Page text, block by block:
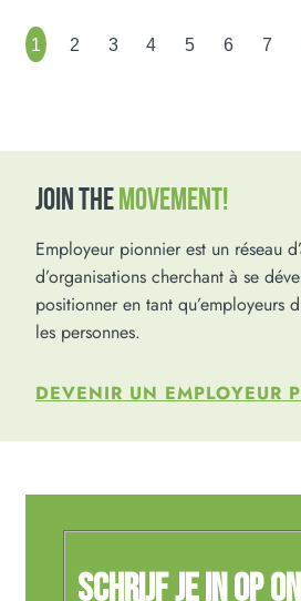
1 2 3 4 5 6 7
JOIN THEMOVEMENT!
Employeur pionnier est un réseau
d’organisations cherchant à se
positionner en tant qu’employeurs
les personnes.
DEVENIR UN EMPLOYEUR